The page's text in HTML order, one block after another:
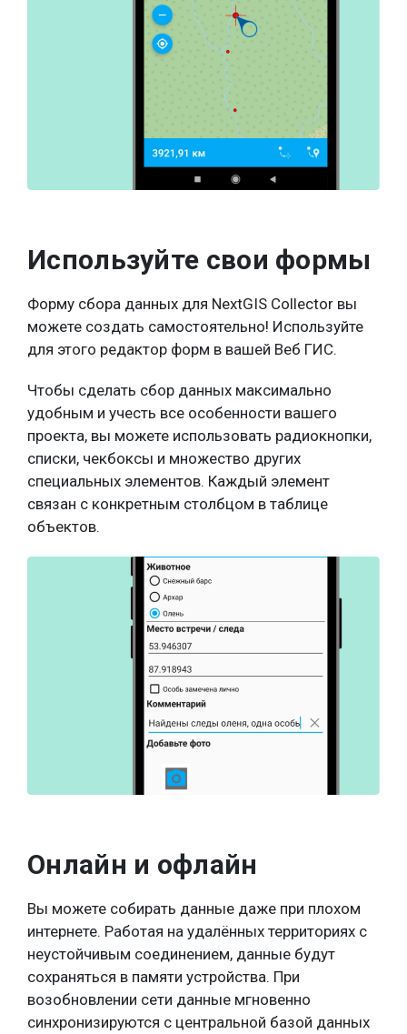
Используйте свои формы
Форму сбора данных для NextGIS Collector вы
можете создать самостоятельно! Используйте
для этого редактор форм в вашей Веб ГИС.
Чтобы сделать сбор данных максимально
удобным и учесть все особенности вашего
проекта, вы можете использовать радиокнопки,
списки, чекбоксы и множество других
специальных элементов. Каждый элемент
связан с конкретным столбцом в таблице
объектов.
Онлайн и офлайн
Вы можете собирать данные даже при плохом
интернете. Работая на удалённых территориях с
неустойчивым соединением, данные будут
сохраняться в памяти устройства. При
возобновлении сети данные мгновенно
синхронизируются с центральной базой данных